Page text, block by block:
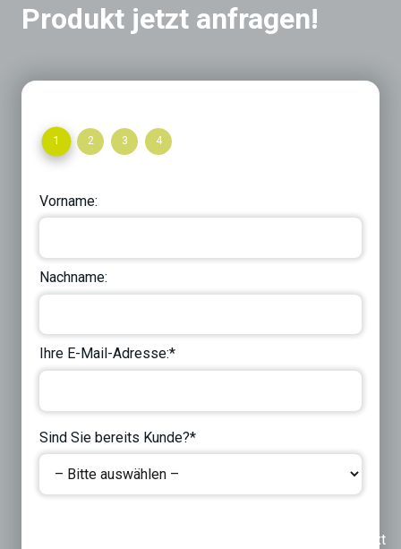
Produkt jetzt anfragen!
1 2 3 4
Vorname:
Nachname:
Ihre E-Mail-Adresse:*
Sind Sie bereits Kunde?*
Next